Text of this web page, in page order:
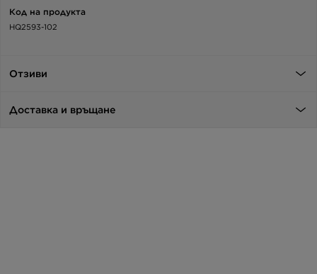
Код на продукта
HQ2593-102
Отзиви
Доставка и връщане